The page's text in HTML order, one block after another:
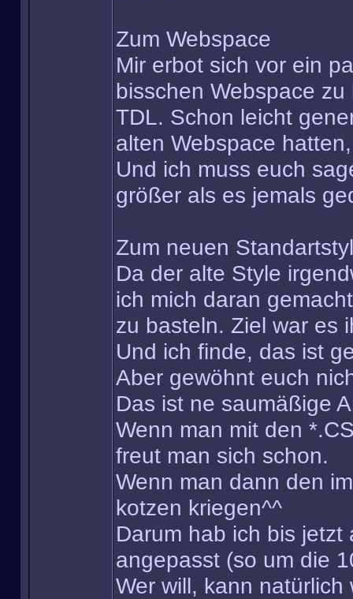
Zum Webspace
Mir erbot sich vor ein
bisschen Webspace
TDL. Schon leicht
alten Webspace
Und ich muss euch
größer als es jemals
Zum neuen
Da der alte Style
ich mich daran
zu basteln. Ziel war es
Und ich finde, das ist
Aber gewöhnt euch
Das ist ne saumäßige
Wenn man mit den
freut man sich schon.
Wenn man dann den
kotzen kriegen^^
Darum hab ich bis
angepasst (so um die
Wer will, kann